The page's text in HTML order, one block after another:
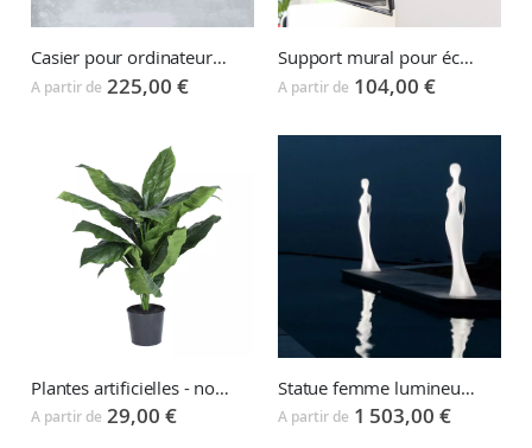
Casier pour ordinateur portable LAPTOP BOX
A partir de 225,00 €
Support mural pour écran SLIM
A partir de 104,00 €
Plantes artificielles - nombreux modèles disponibles
A partir de 29,00 €
Statue femme lumineuse PENELOPE
A partir de 1 503,00 €